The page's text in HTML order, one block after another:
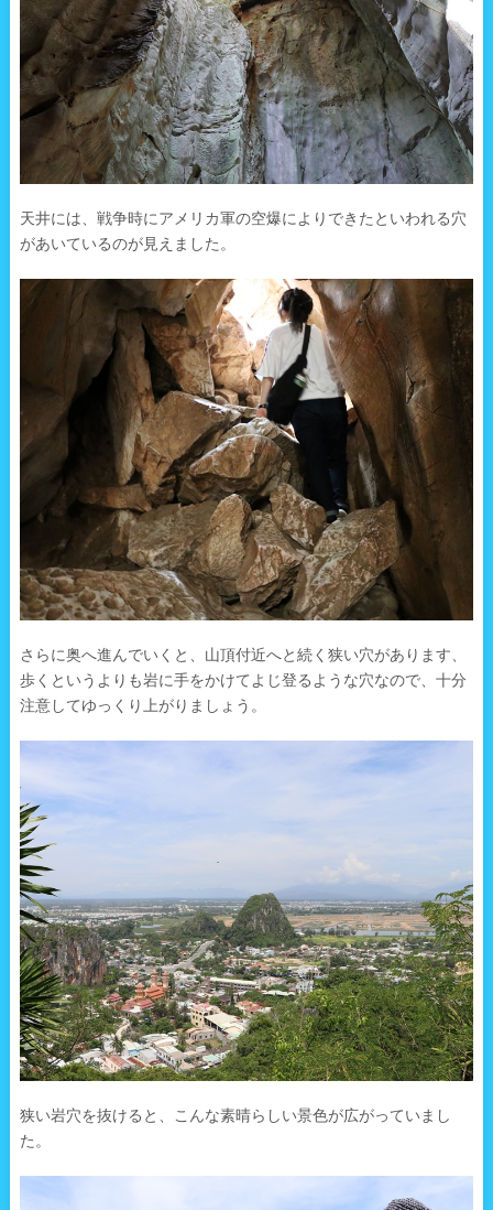
天井には、戦争時にアメリカ軍の空爆によりできたといわれる穴
があいているのが見えました。
さらに奥へ進んでいくと、山頂付近へと続く狭い穴があります、
歩くというよりも岩に手をかけてよじ登るような穴なので、十分
注意してゆっくり上がりましょう。
狭い岩穴を抜けると、こんな素晴らしい景色が広がっていまし
た。